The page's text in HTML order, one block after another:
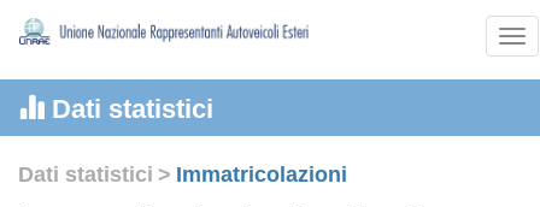
Dati statistici
Dati statistici > Immatricolazioni